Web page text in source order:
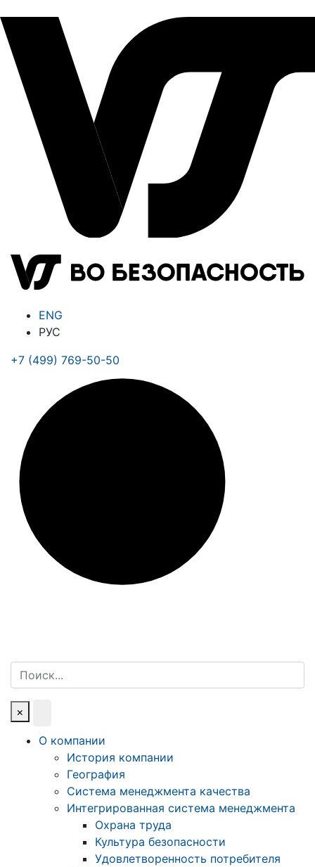
ENG
РУС
+7 (499) 769-50-50
Поиск
×
О компании
История компании
География
Система менеджмента качества
Интегрированная система менеджмента
Охрана труда
Культура безопасности
Удовлетворенность потребителя